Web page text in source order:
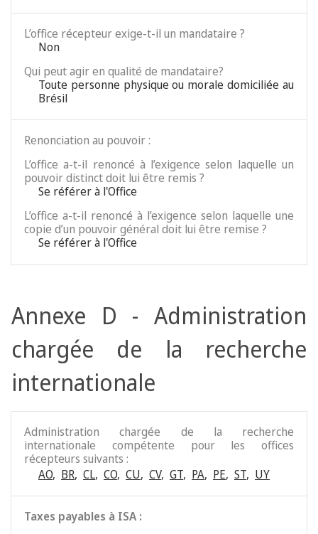
L’office récepteur exige-t-il un mandataire ?
Non
Qui peut agir en qualité de mandataire?
Toute personne physique ou morale domiciliée au
Brésil
Renonciation au pouvoir :
L’office a-t-il renoncé à l’exigence selon laquelle un
pouvoir distinct doit lui être remis ?
Se référer à l'Office
L’office a-t-il renoncé à l’exigence selon laquelle une
copie d’un pouvoir général doit lui être remise ?
Se référer à l'Office
Annexe D - Administration
chargée de la recherche
internationale
Administration chargée de la recherche
internationale compétente pour les offices
récepteurs suivants :
AO, BR, CL, CO, CU, CV, GT, PA, PE, ST, UY
Taxes payables à ISA :